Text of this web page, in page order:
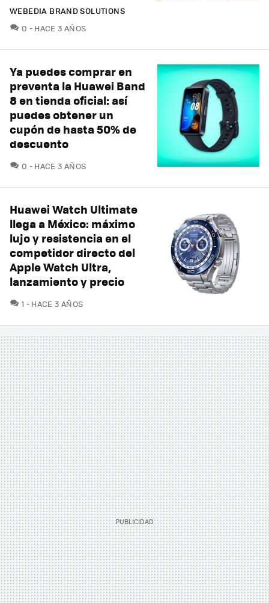
WEBEDIA BRAND SOLUTIONS
0 COMENTARIOS
HACE 3 AÑOS
Ya puedes comprar en
preventa la Huawei Band
8 en tienda oficial: así
puedes obtener un
cupón de hasta 50% de
descuento
0 COMENTARIOS
HACE 3 AÑOS
Huawei Watch Ultimate
llega a México: máximo
lujo y resistencia en el
competidor directo del
Apple Watch Ultra,
lanzamiento y precio
1 COMENTARIOS
HACE 3 AÑOS